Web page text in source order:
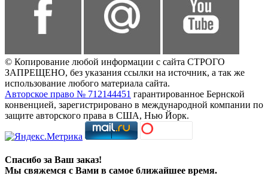
© Копирование любой информации с сайта СТРОГО
ЗАПРЕЩЕНО, без указания ссылки на источник, а так же
использование любого материала сайта.
Авторское право № 712144451 гарантированное Бернской
конвенцией, зарегистрировано в международной компании по
защите авторского права в США, Нью Йорк.
Спасибо за Ваш заказ!
Мы свяжемся с Вами в самое ближайшее время.